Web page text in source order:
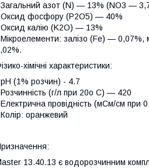
азот (N) — 13% (NO3 —
фосфору (P2O5) — 40%
калію (K2O) — 13%
залізо (Fe) —
хімічні характеристики:
(1% розчин) - 4.7
(г/л при 20o C) — 420
провідність (мСм/см при
оранжевий
13.40.13 є водорозчинним